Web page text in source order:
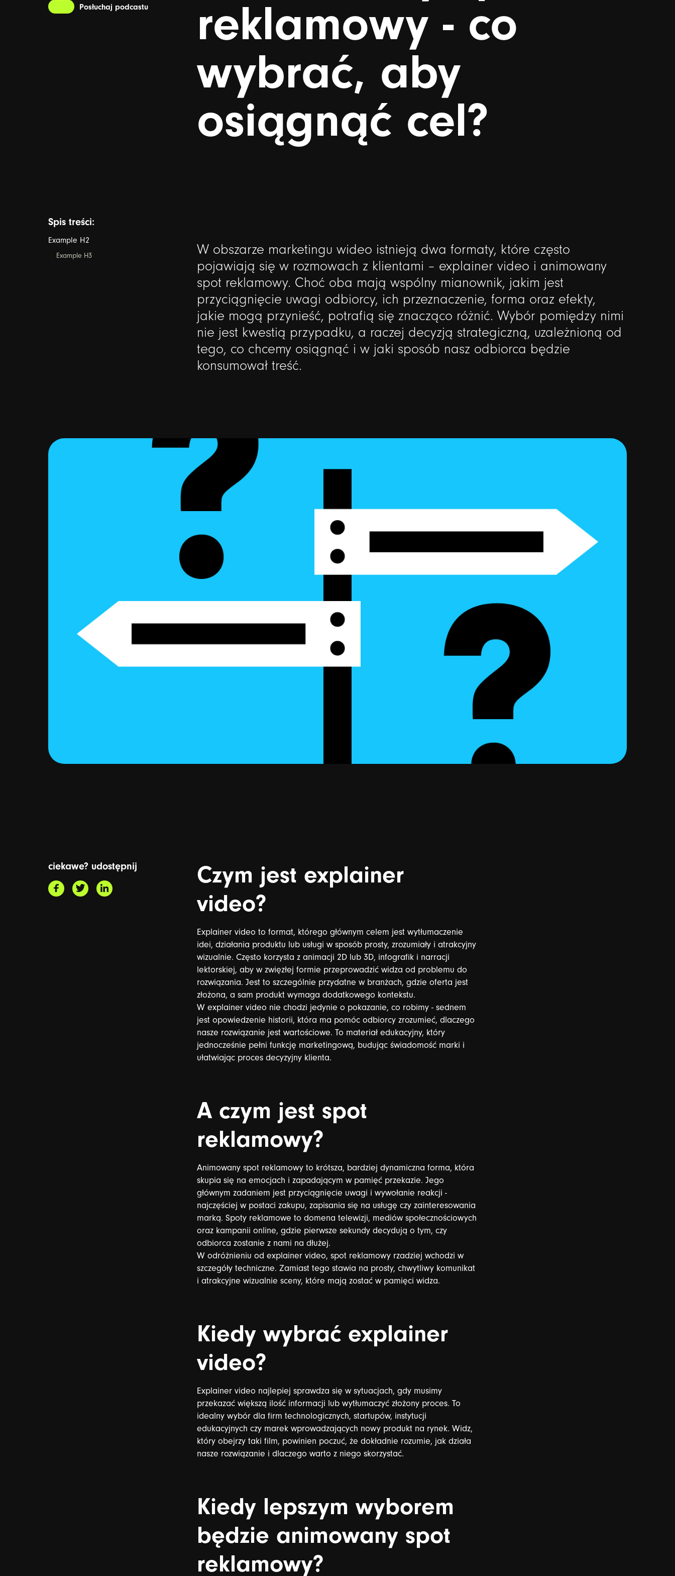
Posłuchaj podcastu
reklamowy - co
wybrać, aby
osiągnąć cel?
Spis treści:
Example H2
Example H3 W obszarze marketingu wideo istnieją dwa formaty, które często
pojawiają się w rozmowach z klientami – explainer video i animowany
spot reklamowy. Choć oba mają wspólny mianownik, jakim jest
przyciągnięcie uwagi odbiorcy, ich przeznaczenie, forma oraz efekty,
jakie mogą przynieść, potrafią się znacząco różnić. Wybór pomiędzy nimi
nie jest kwestią przypadku, a raczej decyzją strategiczną, uzależnioną od
tego, co chcemy osiągnąć i w jaki sposób nasz odbiorca będzie
konsumował treść.
ciekawe? udostępnij Czym jest explainer
video?
Explainer video to format, którego głównym celem jest wytłumaczenie
idei, działania produktu lub usługi w sposób prosty, zrozumiały i atrakcyjny
wizualnie. Często korzysta z animacji 2D lub 3D, infografik i narracji
lektorskiej, aby w zwięzłej formie przeprowadzić widza od problemu do
rozwiązania. Jest to szczególnie przydatne w branżach, gdzie oferta jest
złożona, a sam produkt wymaga dodatkowego kontekstu.
W explainer video nie chodzi jedynie o pokazanie, co robimy - sednem
jest opowiedzenie historii, która ma pomóc odbiorcy zrozumieć, dlaczego
nasze rozwiązanie jest wartościowe. To materiał edukacyjny, który
jednocześnie pełni funkcję marketingową, budując świadomość marki i
ułatwiając proces decyzyjny klienta.
A czym jest spot
reklamowy?
Animowany spot reklamowy to krótsza, bardziej dynamiczna forma, która
skupia się na emocjach i zapadającym w pamięć przekazie. Jego
głównym zadaniem jest przyciągnięcie uwagi i wywołanie reakcji -
najczęściej w postaci zakupu, zapisania się na usługę czy zainteresowania
marką. Spoty reklamowe to domena telewizji, mediów społecznościowych
oraz kampanii online, gdzie pierwsze sekundy decydują o tym, czy
odbiorca zostanie z nami na dłużej.
W odróżnieniu od explainer video, spot reklamowy rzadziej wchodzi w
szczegóły techniczne. Zamiast tego stawia na prosty, chwytliwy komunikat
i atrakcyjne wizualnie sceny, które mają zostać w pamięci widza.
Kiedy wybrać explainer
video?
Explainer video najlepiej sprawdza się w sytuacjach, gdy musimy
przekazać większą ilość informacji lub wytłumaczyć złożony proces. To
idealny wybór dla firm technologicznych, startupów, instytucji
edukacyjnych czy marek wprowadzających nowy produkt na rynek. Widz,
który obejrzy taki film, powinien poczuć, że dokładnie rozumie, jak działa
nasze rozwiązanie i dlaczego warto z niego skorzystać.
Kiedy lepszym wyborem
będzie animowany spot
reklamowy?